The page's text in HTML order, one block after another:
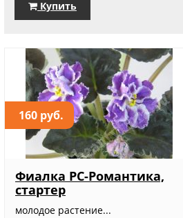
Купить
160 руб.
Фиалка РС-Романтика,
стартер
молодое растение...